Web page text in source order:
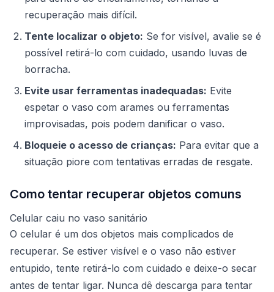
recuperação mais difícil.
Tente localizar o objeto: Se for visível, avalie se é
possível retirá-lo com cuidado, usando luvas de
borracha.
Evite usar ferramentas inadequadas: Evite
espetar o vaso com arames ou ferramentas
improvisadas, pois podem danificar o vaso.
Bloqueie o acesso de crianças: Para evitar que a
situação piore com tentativas erradas de resgate.
Como tentar recuperar objetos comuns
Celular caiu no vaso sanitário
O celular é um dos objetos mais complicados de
recuperar. Se estiver visível e o vaso não estiver
entupido, tente retirá-lo com cuidado e deixe-o secar
antes de tentar ligar. Nunca dê descarga para tentar